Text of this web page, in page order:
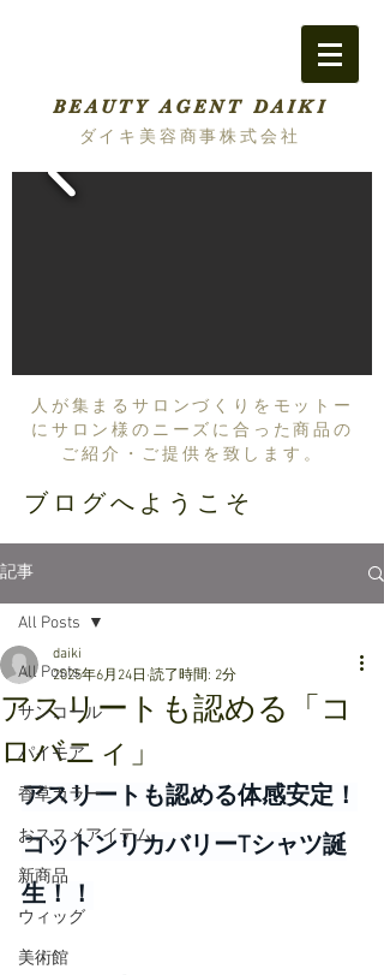
BEAUTY AGENT DAIKI
ダイキ美容商事株式会社
人が集まるサロンづくりをモットー
にサロン様のニーズに合った商品の
ご紹介・ご提供を致します。
ブログへようこそ
記事
All Posts
サンコール
パイモア
香草カラー
おススメアイテム
新商品
ウィッグ
美術館
All Posts
アスリートも認める「コ
ロバニィ」
daiki
2025年6月24日 読了時間: 2分
アスリートも認める体感安定！
コットンリカバリーTシャツ誕
生！！